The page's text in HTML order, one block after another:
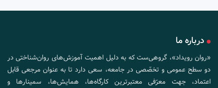
درباره ما
«روان رویداد»، گروهی‌ست که به دلیل اهمیت آموزش‌های روان‌شناختی در
دو سطح عمومی و تخصّصی در جامعه، سعی دارد تا به عنوان مرجعی قابل
اعتماد، جهت معرّفی معتبرترین کارگاه‌ها، همایش‌ها، سمینارها و